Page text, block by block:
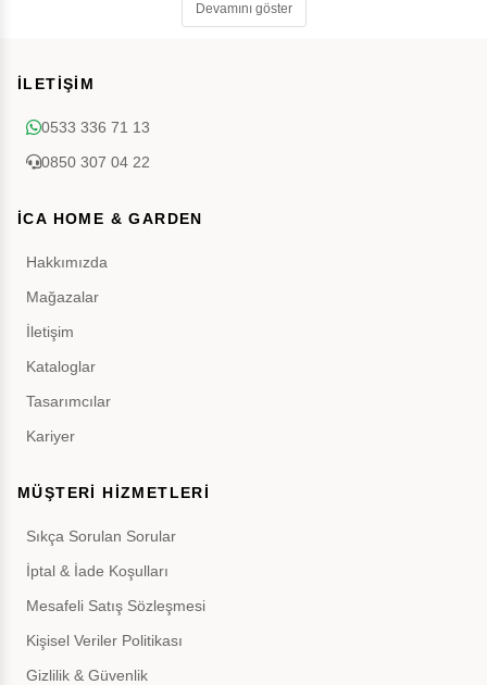
Devamını göster
İLETİŞİM
0533 336 71 13
0850 307 04 22
İCA HOME & GARDEN
Hakkımızda
Mağazalar
İletişim
Kataloglar
Tasarımcılar
Kariyer
MÜŞTERİ HİZMETLERİ
Sıkça Sorulan Sorular
İptal & İade Koşulları
Mesafeli Satış Sözleşmesi
Kişisel Veriler Politikası
Gizlilik & Güvenlik